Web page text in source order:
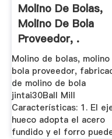
Molino De Bolas,
Molino De Bola
Proveedor, .
Molino de bolas, molino
bola proveedor,
de molino de bola
jintai30Ball Mill
Características: 1. El
hueco adopta el acero
fundido y el forro